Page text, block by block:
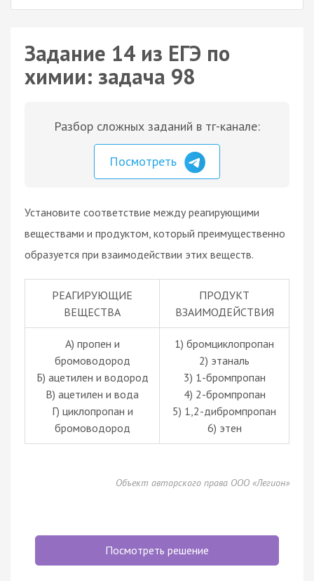
Задание 14 из ЕГЭ по
химии: задача 98
Разбор сложных заданий в тг-канале:
Посмотреть
Установите соответствие между реагирующими
веществами и продуктом, который преимущественно
образуется при взаимодействии этих веществ.
РЕАГИРУЮЩИЕ
ВЕЩЕСТВА
ПРОДУКТ
ВЗАИМОДЕЙСТВИЯ
А) пропен и
бромоводород
Б) ацетилен и водород
В) ацетилен и вода
Г) циклопропан и
бромоводород
1) бромциклопропан
2) этаналь
3) 1-бромпропан
4) 2-бромпропан
5) 1,2-дибромпропан
6) этен
Объект авторского права ООО «Легион»
Посмотреть решение